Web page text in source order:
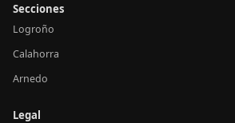
Secciones
Logroño
Calahorra
Arnedo
Legal